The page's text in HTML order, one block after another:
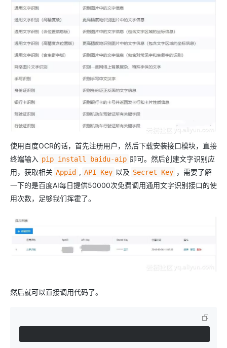
使用百度OCR的话，首先注册用户，然后下载安装接口模块，直接
终端输入 pip install baidu-aip 即可。然后创建文字识别应
用，获取相关 Appid , API Key 以及 Secret Key ，需要了解
一下的是百度AI每日提供50000次免费调用通用文字识别接口的使
用次数，足够我们挥霍了。
然后就可以直接调用代码了。